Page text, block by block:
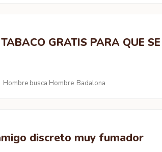
GRATIS PARA QUE
Hombre busca Hombre Badalona
discreto muy fumador